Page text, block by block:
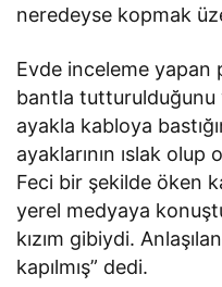
neredeyse kopmak
Evde inceleme yapan
bantla tutturulduğunu
ayakla kabloya
ayaklarının ıslak olup
Feci bir şekilde öken
yerel medyaya
kızım gibiydi.
kapılmış” dedi.